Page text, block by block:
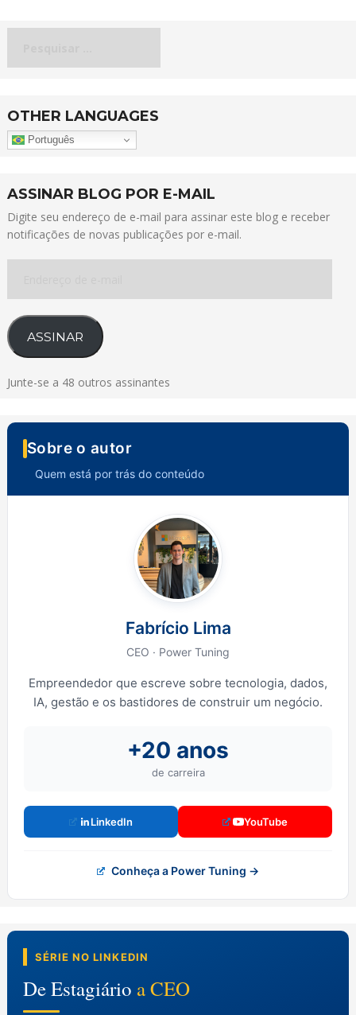
OTHER LANGUAGES
Português
ASSINAR BLOG POR E-MAIL
Digite seu endereço de e-mail para assinar este blog e receber
notificações de novas publicações por e-mail.
e-
mail
ASSINAR
Junte-se a 48 outros assinantes
Sobre o autor
Quem está por trás do conteúdo
Fabrício Lima
CEO · Power Tuning
Empreendedor que escreve sobre tecnologia, dados,
IA, gestão e os bastidores de construir um negócio.
+20 anos
de carreira
LinkedIn YouTube
Conheça a Power Tuning →
SÉRIE NO LINKEDIN
De Estagiário a CEO